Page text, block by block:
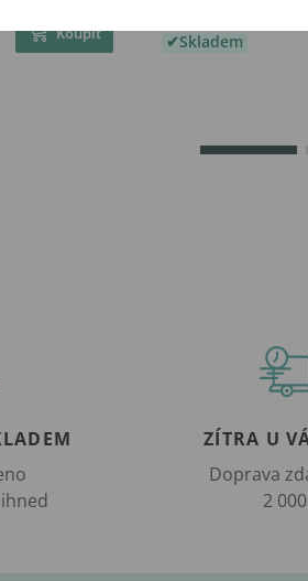
Koupit Skladem
ZÍTRA U
Doprava
2